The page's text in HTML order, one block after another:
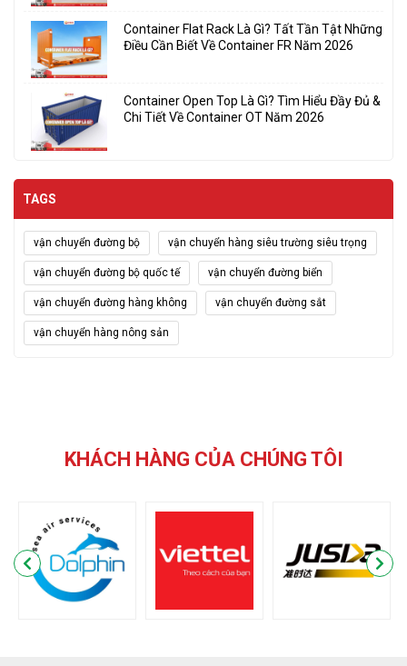
Container Flat Rack Là Gì? Tất Tần Tật Những
Điều Cần Biết Về Container FR Năm 2026
Container Open Top Là Gì? Tìm Hiểu Đầy Đủ &
Chi Tiết Về Container OT Năm 2026
TAGS
vận chuyển đường bộ vận chuyển hàng siêu trường siêu trọng
vận chuyển đường bộ quốc tế vận chuyển đường biển
vận chuyển đường hàng không vận chuyển đường sắt
vận chuyển hàng nông sản
KHÁCH HÀNG CỦA CHÚNG TÔI